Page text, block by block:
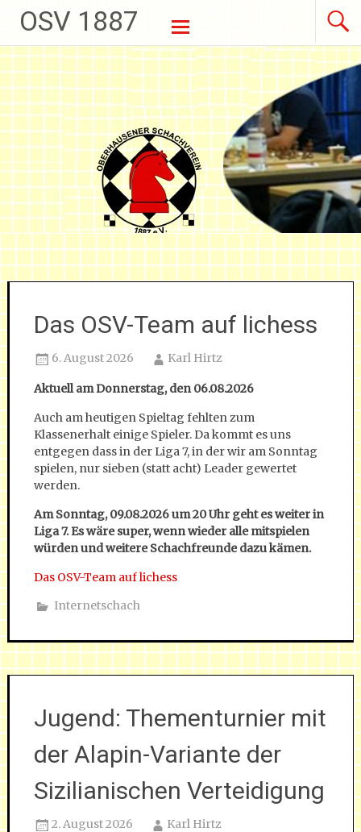
OSV 1887
Weiter zum Inhalt
Das OSV-Team auf lichess
6. August 2026 Karl Hirtz
Aktuell am Donnerstag, den 06.08.2026
Auch am heutigen Spieltag fehlten zum
Klassenerhalt einige Spieler. Da kommt es uns
entgegen dass in der Liga 7, in der wir am Sonntag
spielen, nur sieben (statt acht) Leader gewertet
werden.
Am Sonntag, 09.08.2026 um 20 Uhr geht es weiter in
Liga 7. Es wäre super, wenn wieder alle mitspielen
würden und weitere Schachfreunde dazu kämen.
Das OSV-Team auf lichess
Internetschach
Jugend: Thementurnier mit
der Alapin-Variante der
Sizilianischen Verteidigung
2. August 2026 Karl Hirtz